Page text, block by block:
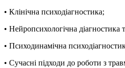
• Клінічна психодіагностика;
• Нейропсихологічна діагностика
• Психодинамічна
• Сучасні підходи до роботи з